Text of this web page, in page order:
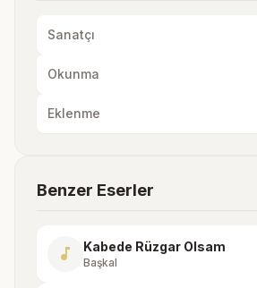
Sanatçı
Okunma
Eklenme
Benzer Eserler
music_note Kabede Rüzgar Olsam
Başkal